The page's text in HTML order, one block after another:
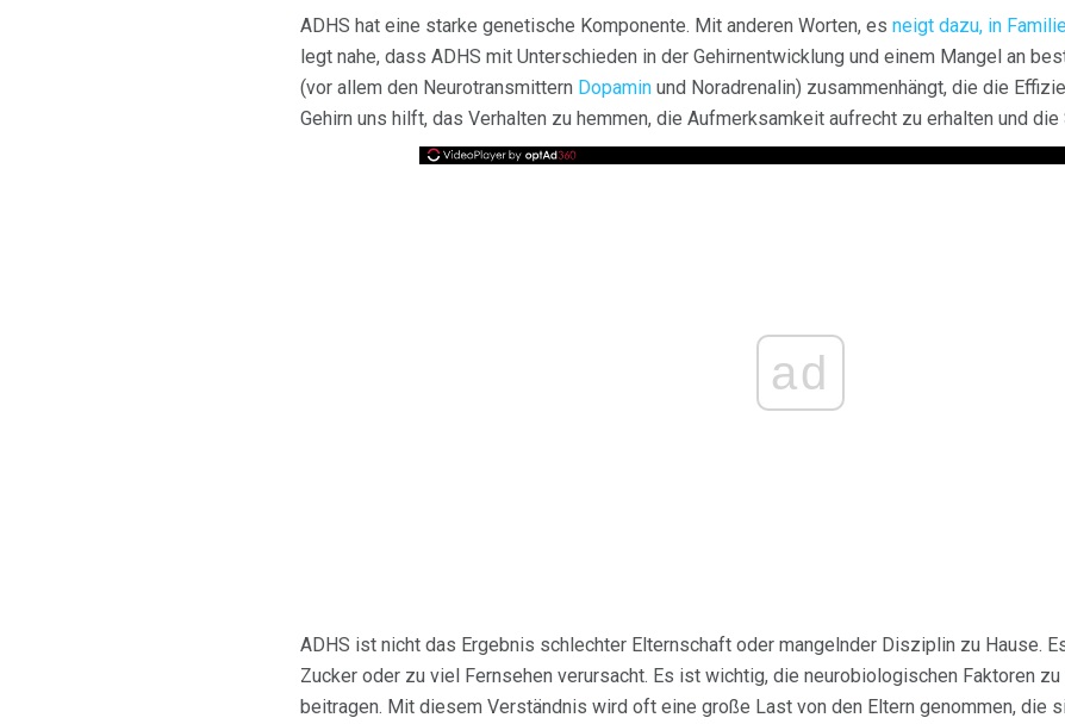
ADHS hat eine starke genetische Komponente. Mit anderen Worten, es neigt dazu, in
legt nahe, dass ADHS mit Unterschieden in der Gehirnentwicklung und einem Mangel an
(vor allem den Neurotransmittern Dopamin und Noradrenalin) zusammenhängt, die die
Gehirn uns hilft, das Verhalten zu hemmen, die Aufmerksamkeit aufrecht zu erhalten und
ad
ADHS ist nicht das Ergebnis schlechter Elternschaft oder mangelnder Disziplin zu Hause.
Zucker oder zu viel Fernsehen verursacht. Es ist wichtig, die neurobiologischen Faktoren
beitragen. Mit diesem Verständnis wird oft eine große Last von den Eltern genommen, die